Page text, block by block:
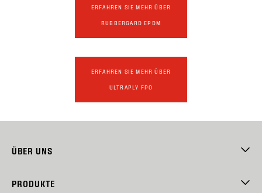
ERFAHREN SIE MEHR ÜBER
RUBBERGARD EPDM
ERFAHREN SIE MEHR ÜBER
ULTRAPLY FPO
ÜBER UNS
PRODUKTE